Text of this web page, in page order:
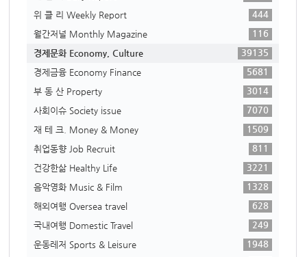
위 클 리 Weekly Report
444
월간저널 Monthly Magazine
116
경제문화 Economy, Culture
39135
경제금융 Economy Finance
5681
부 동 산 Property
3014
사회이슈 Society issue
7070
재 테 크. Money & Money
1509
취업동향 Job Recruit
811
건강한삶 Healthy Life
3221
음악영화 Music & Film
1328
해외여행 Oversea travel
628
국내여행 Domestic Travel
249
운동레저 Sports & Leisure
1948